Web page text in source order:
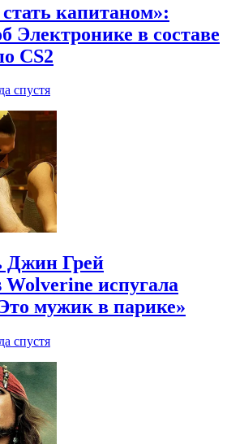
капитаном»:
в составе
CS2
спустя
Джин Грей
Wolverine испугала
мужик в парике»
спустя